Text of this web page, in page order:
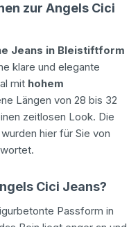
zur Angels Cici
Jeans in Bleistiftform
klare und elegante
mit hohem
Längen von 28 bis 32
zeitlosen Look. Die
hier für Sie von
Cici Jeans?
Passform in